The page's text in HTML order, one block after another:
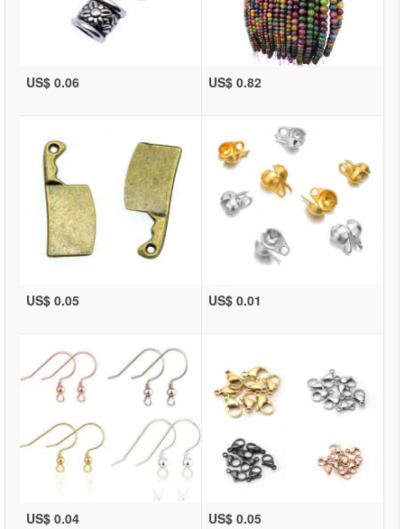
US$ 0.06 US$ 0.82
US$ 0.05 US$ 0.01
US$ 0.04 US$ 0.05